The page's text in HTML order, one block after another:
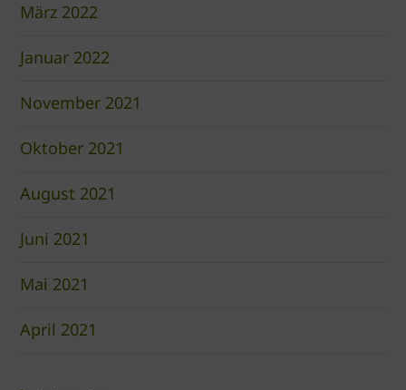
März 2022
Januar 2022
November 2021
Oktober 2021
August 2021
Juni 2021
Mai 2021
April 2021